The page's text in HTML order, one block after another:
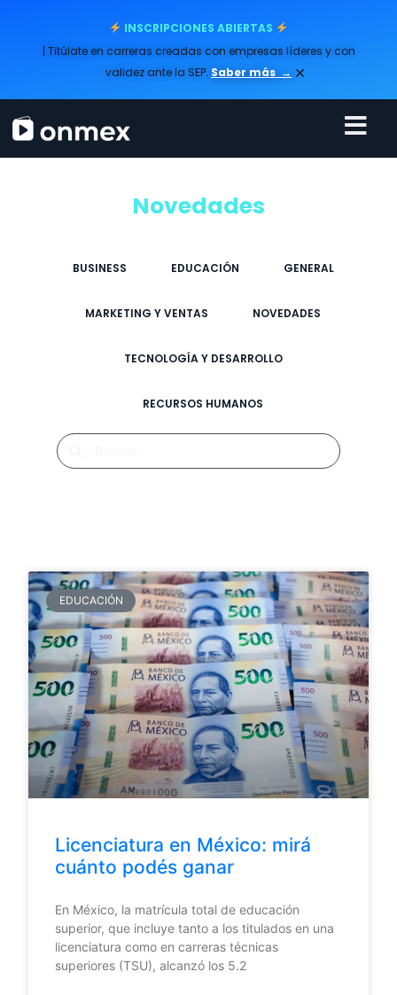
INSCRIPCIONES ABIERTAS
| Titúlate en carreras creadas con empresas líderes y con
validez ante la SEP. Saber más → ×
Novedades
BUSINESS EDUCACIÓN GENERAL
MARKETING Y VENTAS NOVEDADES
TECNOLOGÍA Y DESARROLLO
RECURSOS HUMANOS
EDUCACIÓN
Licenciatura en México: mirá
cuánto podés ganar
En México, la matrícula total de educación
superior, que incluye tanto a los titulados en una
licenciatura como en carreras técnicas
superiores (TSU), alcanzó los 5.2